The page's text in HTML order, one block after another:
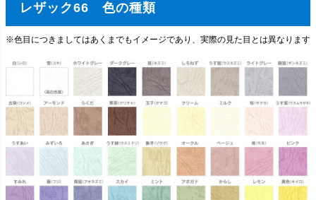
レザック66 色の種類
※色目につきましてはあくまでもイメージであり、実際の見た目とは異なります